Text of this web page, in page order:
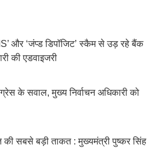
और ‘जंप्ड डिपॉजिट’ स्कैम से उड़ रहे बैंक
की एडवाइजरी
के सवाल, मुख्य निर्वाचन अधिकारी को
की सबसे बड़ी ताकत : मुख्यमंत्री पुष्कर सिंह